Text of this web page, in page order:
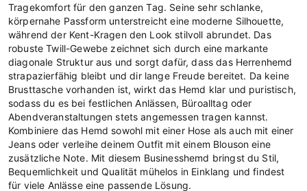
Tragekomfort für den ganzen Tag. Seine sehr schlanke,
körpernahe Passform unterstreicht eine moderne Silhouette,
während der Kent-Kragen den Look stilvoll abrundet. Das
robuste Twill-Gewebe zeichnet sich durch eine markante
diagonale Struktur aus und sorgt dafür, dass das Herrenhemd
strapazierfähig bleibt und dir lange Freude bereitet. Da keine
Brusttasche vorhanden ist, wirkt das Hemd klar und puristisch,
sodass du es bei festlichen Anlässen, Büroalltag oder
Abendveranstaltungen stets angemessen tragen kannst.
Kombiniere das Hemd sowohl mit einer Hose als auch mit einer
Jeans oder verleihe deinem Outfit mit einem Blouson eine
zusätzliche Note. Mit diesem Businesshemd bringst du Stil,
Bequemlichkeit und Qualität mühelos in Einklang und findest
für viele Anlässe eine passende Lösung.